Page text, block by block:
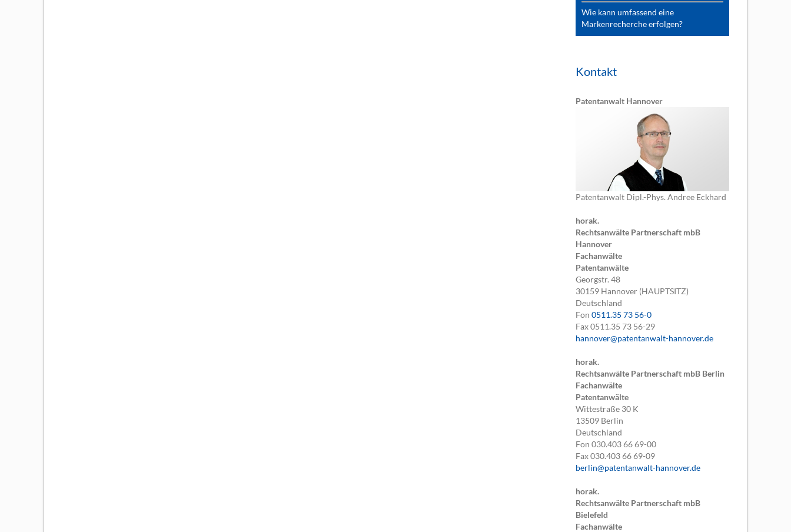
Wie kann umfassend eine
Markenrecherche erfolgen?
Kontakt
Patentanwalt Hannover
Patentanwalt Dipl.-Phys. Andree Eckhard
horak.
Rechtsanwälte Partnerschaft mbB
Hannover
Fachanwälte
Patentanwälte
Georgstr. 48
30159 Hannover (HAUPTSITZ)
Deutschland
Fon0511.35 73 56-0
Fax0511.35 73 56-29
hannover@patentanwalt-hannover.de
horak.
Rechtsanwälte Partnerschaft mbB Berlin
Fachanwälte
Patentanwälte
Wittestraße 30 K
13509 Berlin
Deutschland
Fon030.403 66 69-00
Fax030.403 66 69-09
berlin@patentanwalt-hannover.de
horak.
Rechtsanwälte Partnerschaft mbB
Bielefeld
Fachanwälte